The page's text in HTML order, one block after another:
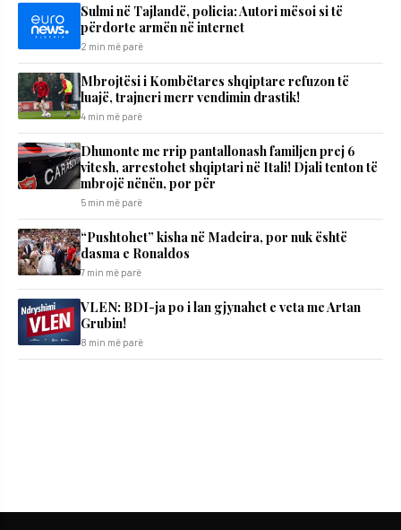
Sulmi në Tajlandë, policia: Autori mësoi si të
përdorte armën në internet
2 min më parë
Mbrojtësi i Kombëtares shqiptare refuzon të
luajë, trajneri merr vendimin drastik!
4 min më parë
Dhunonte me rrip pantallonash familjen prej 6
vitesh, arrestohet shqiptari në Itali! Djali tenton të
mbrojë nënën, por për
5 min më parë
“Pushtohet” kisha në Madeira, por nuk është
dasma e Ronaldos
7 min më parë
VLEN: BDI-ja po i lan gjynahet e veta me Artan
Grubin!
8 min më parë